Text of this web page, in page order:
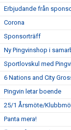
Erbjudande från
Corona
Sponsorträff
Ny Pingvinshop i
Sportlovskul med
6 Nations and City
Pingvin letar boende
25/1 Årsmöte/
Panta mera!